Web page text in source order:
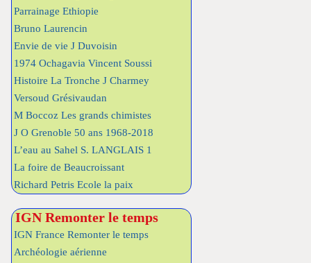
Parrainage Ethiopie
Bruno Laurencin
Envie de vie J Duvoisin
1974 Ochagavia Vincent Soussi
Histoire La Tronche J Charmey
Versoud Grésivaudan
M Boccoz Les grands chimistes
J O Grenoble 50 ans 1968-2018
L’eau au Sahel S. LANGLAIS 1
La foire de Beaucroissant
Richard Petris Ecole la paix
IGN Remonter le temps
IGN France Remonter le temps
Archéologie aérienne